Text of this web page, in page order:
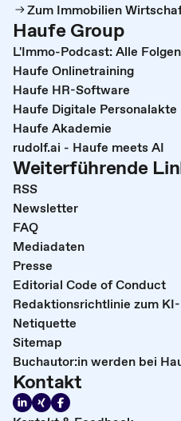
Zum Immobilien
Haufe Group
L'Immo-Podcast: Alle Folgen
Haufe Onlinetraining
Haufe HR-Software
Haufe Digitale Personalakte
Haufe Akademie
rudolf.ai - Haufe meets AI
Weiterführende
RSS
Newsletter
FAQ
Mediadaten
Presse
Editorial Code of Conduct
Redaktionsrichtlinie zum
Netiquette
Sitemap
Buchautor:in werden bei
Kontakt